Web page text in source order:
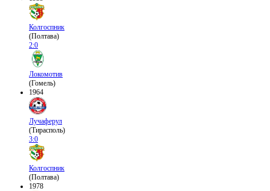
Колгоспник
(Полтава)
2:0
Локомотив
(Гомель)
1964
Лучаферул
(Тирасполь)
3:0
Колгоспник
(Полтава)
1978